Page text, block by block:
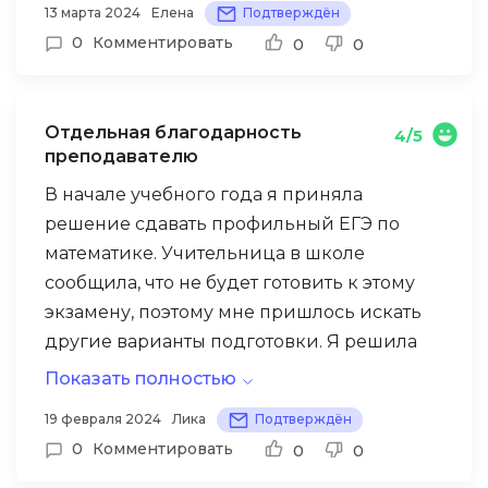
появились вши после смены.
Несмотря на некоторые неудобства, смена
прошла интересно и познавательно.
что условия для них улучшатся.
учителям. Рекомендую «Коалицию» как
олимпиадникам, так и тем, кто готовится к
13 марта 2024 Елена Подтверждён
0 Комментировать 0 0
Отдельная благодарность
преподавателю
4/5
В начале учебного года я приняла
решение сдавать профильный ЕГЭ по
математике. Учительница в школе
сообщила, что не будет готовить к этому
экзамену, поэтому мне пришлось искать
другие варианты подготовки. Я решила
записаться на онлайн-курсы в школу
занятиями. Отдельная благодарность
моему преподавателю, Мельникову А. В.,
Показать полностью
19 февраля 2024 Лика Подтверждён
0 Комментировать 0 0